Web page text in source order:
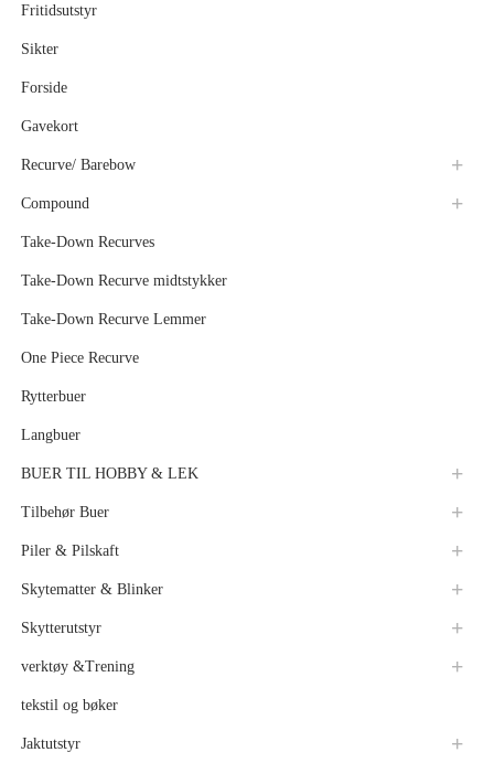
Fritidsutstyr
Sikter
Forside
Gavekort
Recurve/ Barebow
Compound
Take-Down Recurves
Take-Down Recurve midtstykker
Take-Down Recurve Lemmer
One Piece Recurve
Rytterbuer
Langbuer
BUER TIL HOBBY & LEK
Tilbehør Buer
Piler & Pilskaft
Skytematter & Blinker
Skytterutstyr
verktøy &Trening
tekstil og bøker
Jaktutstyr